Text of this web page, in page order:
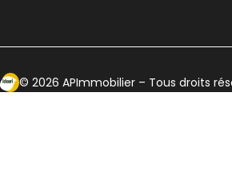
Ecosytème Ideeri
© 2026 APImmobilier – Tous droits